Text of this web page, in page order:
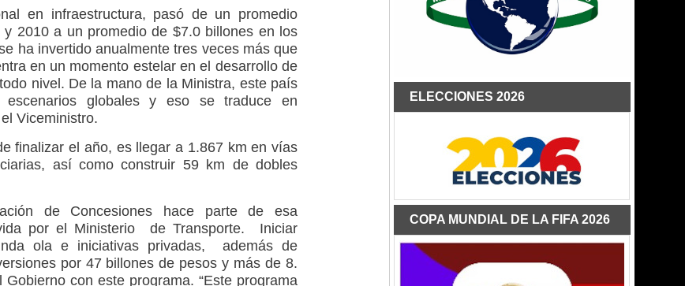
en infraestructura, pasó de un promedio
2010 a un promedio de $7.0 billones en los
ha invertido anualmente tres veces más que
en un momento estelar en el desarrollo de
nivel. De la mano de la Ministra, este país
escenarios globales y eso se traduce en
Viceministro.
finalizar el año, es llegar a 1.867 km en vías
así como construir 59 km de dobles
de Concesiones hace parte de esa
por el Ministerio de Transporte. Iniciar
ola e iniciativas privadas, además de
por 47 billones de pesos y más de 8.
con este programa. “Este programa
ELECCIONES 2026
COPA MUNDIAL DE LA FIFA 2026